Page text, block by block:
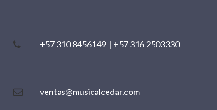
+57 310 8456149 | +57 316 2503330
ventas@musicalcedar.com